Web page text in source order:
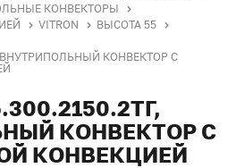
КОНВЕКТОРЫ
VITRON
ВЫСОТА 55
ВНУТРИПОЛЬНЫЙ КОНВЕКТОР С
КОНВЕКТОР С
КОНВЕКЦИЕЙ